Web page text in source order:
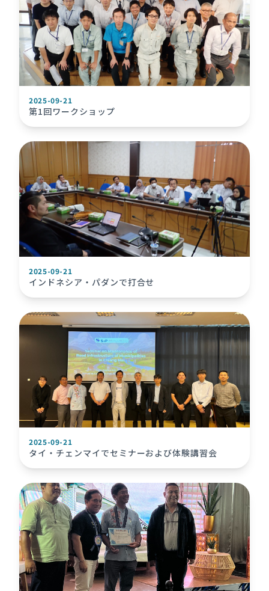
2025-09-21
第1回ワークショップ
2025-09-21
インドネシア・パダンで打合せ
2025-09-21
タイ・チェンマイでセミナーおよび体験講習会